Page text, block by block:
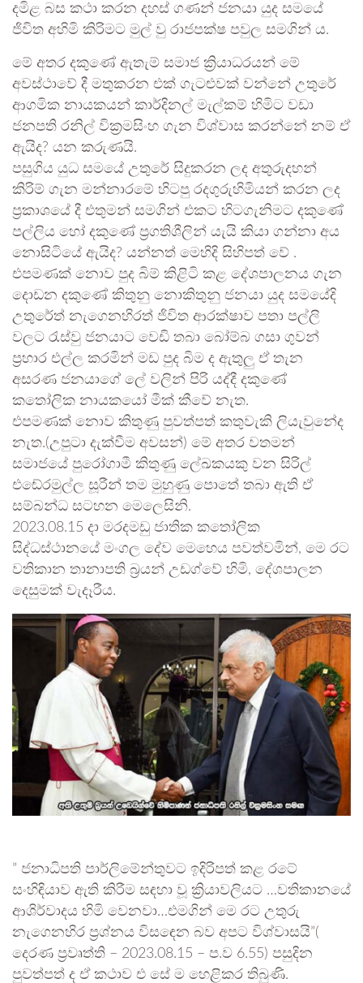
දමිළ බස කථා කරන දහස් ගණන් ජනයා යුද සමයේ
ජිවිත අහිමි කිරිමට මුල් වු රාජපක්ෂ පවුල සමගින් ය.
මේ අතර දකුණේ ඇතැම් සමාජ ක්‍රියාධරයන් මේ
අවස්ථාවේ දී මතුකරන එක් ගැටළුවක් වන්නේ උතුරේ
ආගමික නායකයන් කාර්දිනල් මැල්කම් හිමිට වඩා
ජනපති රනිල් වික්‍රමසිංහ ගැන විශ්වාස කරන්නේ නම් ඒ
ඇයිද? යන කරුණයි.
පසුගිය යුධ සමයේ උතුරේ සිදුකරන ලද අතුරුදහන්
කිරිම් ගැන මන්නාරමේ හිටපු රදගුරුහිමියන් කරන ලද
ප්‍රකාශයේ දී එතුමන් සමගින් එකට හිටගැනිමට දකුණේ
පල්ලිය හෝ දකුණේ ප්‍රගතිශීලින් යැයි කියා ගන්නා අය
නොසිටියේ ඇයිද? යන්නත් මෙහිදි සිහිපත් වේ .
එපමණක් නොව පුද බිම් කිළිටි කළ දේශපාලනය ගැන
දොඩන දකු⁣⁣ණේ කිතුනු නොකිතුනු ජනයා යුද සමයේදි
උතුරේත් නැගෙනහිරත් ජිවිත ආරක්ෂාව පතා පල්ලි
වලට රැස්වු ජනයාට වෙඩි තබා බෝම්බ ගසා ගුවන්
ප්‍රහාර එල්ල කරමින් මඩ පුද බිම ද ඇතුලු ඒ තැන
අසරණ ජනයාගේ ලේ වලින් පිරි යද්දී දකු⁣ණේ
කතෝලික නායකයෝ මීක් කීවේ නැත.
එපමණක් නොව කිතුණු පුවත්පත් කතුවැකි ලියැවුනේද
නැත.(උපුටා දැක්වීම අවසන්) මේ අතර වතමන්
සමාජයේ පුරෝගාමී කිතුණු ලේඛකයකු වන සිරිල්
එඬේරමුල්ල සූරීන් තම මුහුණු පොතේ තබා ඇති ඒ
සම්බන්ධ සටහන මෙලෙසිනි.
2023.08.15 දා මරදමඩු ජාතික කතෝලික
සිද්ධස්ථානයේ මංගල දේව මෙහෙය පවත්වමින්, මෙ රට
වතිකාන තානාපති බ්‍රයන් උඩග්වේ හිමි, දේශපාලන
දෙසුමක් වැදෑරීය.
” ජනාධිපති පාර්ලිමේන්තුවට ඉදිරිපත් කළ රටේ
සංහිඳියාව ඇති කිරීම සඳහා වූ ක්‍රියාවලියට …වතිකානයේ
ආශිර්වාදය හිමි වෙනවා…එමගින් මෙ රට උතුරු
නැගෙනහිර ප්‍රශ්නය විසඳෙන බව අපට විශ්වාසයි”(
දෙරණ ප්‍රවෘත්ති – 2023.08.15 – ප.ව 6.55) පසුදින
පුවත්පත් ද ඒ කථාව එ සේ ම හෙළිකර තිබුණි.